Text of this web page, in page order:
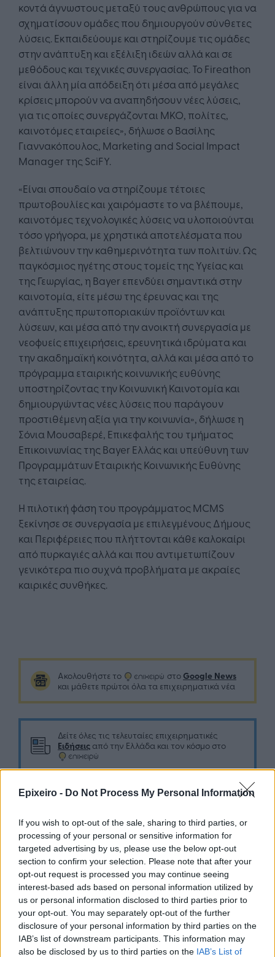
Epixeiro - Do Not Process My Personal Information
If you wish to opt-out of the sale, sharing to third parties, or
processing of your personal or sensitive information for
targeted advertising by us, please use the below opt-out
section to confirm your selection. Please note that after your
opt-out request is processed you may continue seeing
interest-based ads based on personal information utilized by
us or personal information disclosed to third parties prior to
your opt-out. You may separately opt-out of the further
disclosure of your personal information by third parties on the
IAB’s list of downstream participants. This information may
also be disclosed by us to third parties on the IAB’s List of
κοντά άγνωστους μεταξύ τους ανθρώπους για να
σχηματίσουν ομάδες που δημιουργούν σύνθετες
λύσεις. Εκπαιδεύουμε και στηρίζουμε τις ομάδες
στην ανάπτυξη και εξέλιξη ιδεών αλλά και σε
μεθόδους και τεχνικές συνεργασίας. Το Fireathon
είναι άλλη μία απόδειξη ότι μέσα από μεγάλες
κρίσεις μπορούν να αναπηδήσουν νέες λύσεις,
για τις οποίες συνεργάζονται ΜΚΟ, πολίτες,
καινοτόμες εταιρείες», δήλωσε ο Βασίλης
Γιαννακόπουλος, Marketing and Social Impact
Manager της SciFY.
«Είναι σπουδαίο να στηρίζουμε τέτοιες
πρωτοβουλίες και χαιρόμαστε το να βλέπουμε,
καινοτόμες τεχνολογικές λύσεις να υλοποιούνται
τόσο γρήγορα, με χρηστικά αποτελέσματα που
βελτιώνουν την καθημερινότητα των πολιτών. Ως
παγκόσμιος ηγέτης στους τομείς της Υγείας και
της Γεωργίας, η Bayer επενδύει σημαντικά στην
καινοτομία, είτε μέσω της έρευνας και της
ανάπτυξης πρωτοποριακών προϊόντων και
λύσεων, και μέσα από την ανοικτή συνεργασία με
νεοφυείς επιχειρήσεις, ερευνητικά ιδρύματα και
την ακαδημαϊκή κοινότητα, αλλά και μέσα από το
πρόγραμμα εταιρικής κοινωνικής ευθύνης
υποστηρίζοντας την Κοινωνική Καινοτομία και
δημιουργώντας νέες λύσεις που παράγουν
προστιθέμενη αξία για την κοινωνία», δήλωσε η
Σόνια Μουσαβερέ, Επικεφαλής του τμήματος
Επικοινωνίας της Bayer Ελλάς και υπεύθυνη των
Προγραμμάτων Εταιρικής Κοινωνικής Ευθύνης
της εταιρείας.
Η πιλοτική φάση του προγράμματος MCMS
ξεκίνησε σε συνεργασία με επιλεγμένους Δήμους
και Περιφέρειες που πλήττονται κάθε καλοκαίρι
από πυρκαγιές αλλά και που αντιμετωπίζουν
γενικότερα πιο συχνά προβλήματα με ακραίες
καιρικές συνθήκες.
Ακολουθήστε το στο Google News
και μάθετε πρώτοι όλα τα επιχειρηματικά νέα
Δείτε όλες τις τελευταίες επιχειρηματικές
Ειδήσεις από την Ελλάδα και τον κόσμο στο
Σχολιάστε
... σχόλια | Κάνε click για να σχολιάσεις